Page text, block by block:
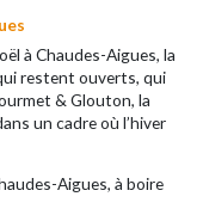
à Chaudes-Aigues, la
restent ouverts, qui
& Glouton, la
un cadre où l’hiver
Aigues, à boire